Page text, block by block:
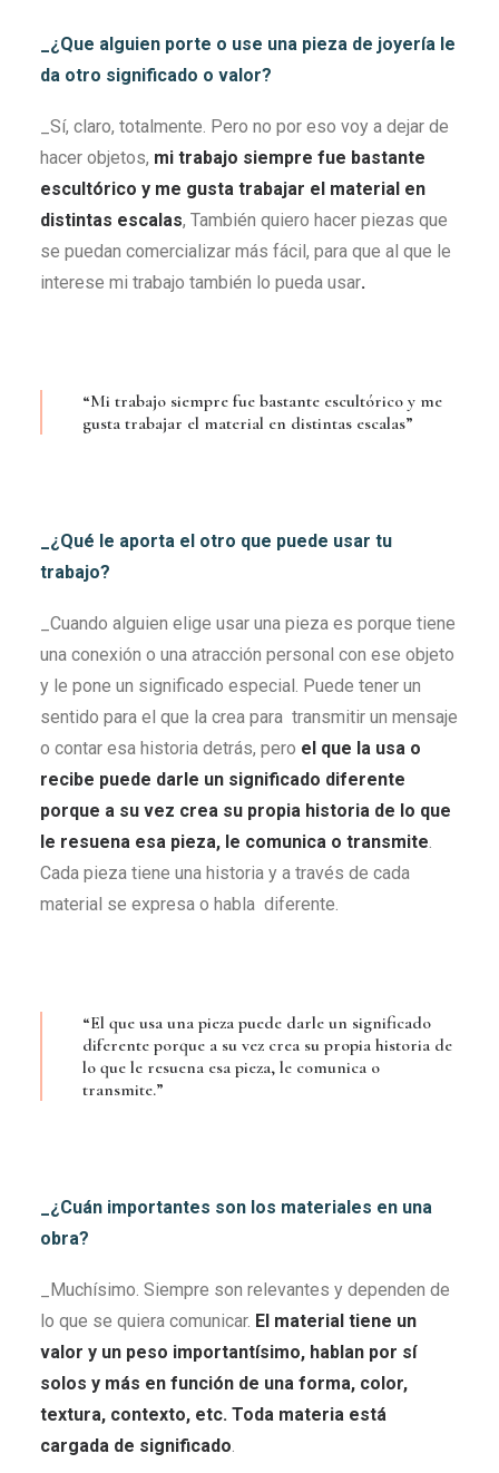
_¿Que alguien porte o use una pieza de joyería le
da otro significado o valor?
_Sí, claro, totalmente. Pero no por eso voy a dejar de
hacer objetos, mi trabajo siempre fue bastante
escultórico y me gusta trabajar el material en
distintas escalas, También quiero hacer piezas que
se puedan comercializar más fácil, para que al que le
interese mi trabajo también lo pueda usar.
“Mi trabajo siempre fue bastante escultórico y me
gusta trabajar el material en distintas escalas”
_¿Qué le aporta el otro que puede usar tu
trabajo?
_Cuando alguien elige usar una pieza es porque tiene
una conexión o una atracción personal con ese objeto
y le pone un significado especial. Puede tener un
sentido para el que la crea para transmitir un mensaje
o contar esa historia detrás, pero el que la usa o
recibe puede darle un significado diferente
porque a su vez crea su propia historia de lo que
le resuena esa pieza, le comunica o transmite.
Cada pieza tiene una historia y a través de cada
material se expresa o habla diferente.
“El que usa una pieza puede darle un significado
diferente porque a su vez crea su propia historia de
lo que le resuena esa pieza, le comunica o
transmite.”
_¿Cuán importantes son los materiales en una
obra?
_Muchísimo. Siempre son relevantes y dependen de
lo que se quiera comunicar. El material tiene un
valor y un peso importantísimo, hablan por sí
solos y más en función de una forma, color,
textura, contexto, etc. Toda materia está
cargada de significado.